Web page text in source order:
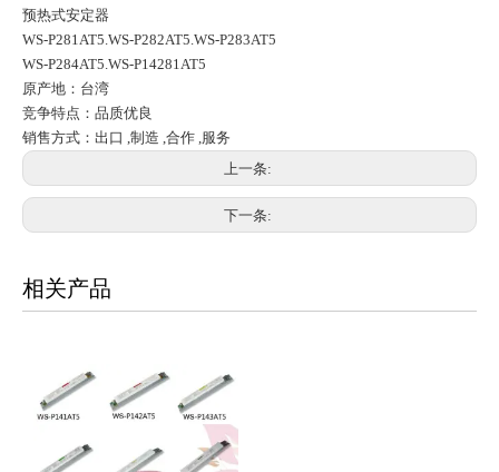
预热式安定器
WS-P281AT5.WS-P282AT5.WS-P283AT5
WS-P284AT5.WS-P14281AT5
原产地：台湾
竞争特点：品质优良
销售方式：出口 ,制造 ,合作 ,服务
上一条:
下一条:
相关产品